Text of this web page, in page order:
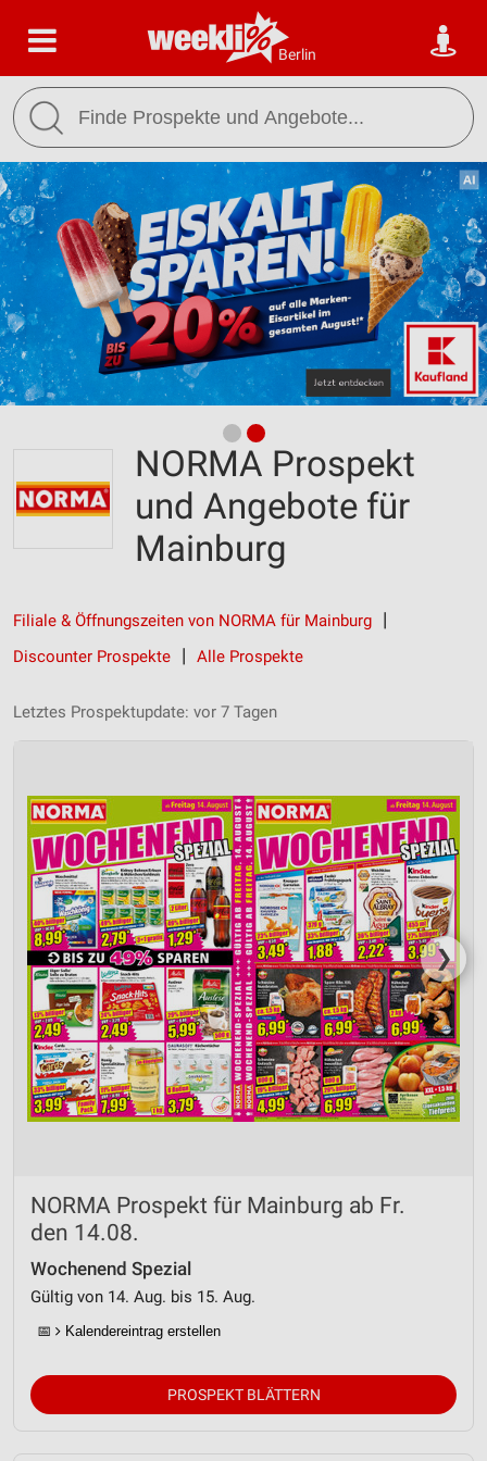
Berlin
NORMA Prospekt
und Angebote für
Mainburg
Filiale & Öffnungszeiten von NORMA für Mainburg
Discounter Prospekte
Alle Prospekte
Letztes Prospektupdate: vor 7 Tagen
❯
NORMA Prospekt für Mainburg ab Fr.
den 14.08.
Wochenend Spezial
Gültig von 14. Aug. bis 15. Aug.
📅 Kalendereintrag erstellen
PROSPEKT BLÄTTERN